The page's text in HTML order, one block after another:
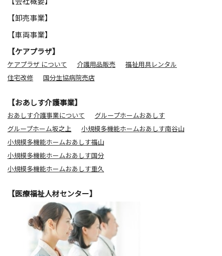
【卸売事業】
【車両事業】
【ケアプラザ】
ケアプラザ について 介護用品販売
福祉用具レンタル
住宅改修
国分生協病院売店
【おあしす介護事業】
おあしす介護事業について
グループホームおあしす
グループホーム坂之上
小規模多機能ホームおあしす南谷山
小規模多機能ホームおあしす福山
小規模多機能ホームおあしす国分
小規模多機能ホームおあしす重久
【医療福祉人材センター】